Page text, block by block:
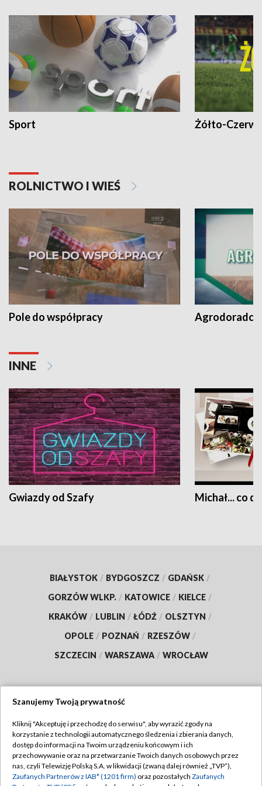
Sport Żółto-
ROLNICTWO I WIEŚ
Pole do współpracy Agrodoradcy
INNE
Gwiazdy od Szafy Michał... co
BIAŁYSTOK / BYDGOSZCZ / GDAŃSK /
GORZÓW WLKP. / KATOWICE / KIELCE /
KRAKÓW / LUBLIN / ŁÓDŹ / OLSZTYN /
OPOLE / POZNAŃ / RZESZÓW /
SZCZECIN / WARSZAWA / WROCŁAW
TVP
Abonament TVP
Emisja w TVP
Regulamin TVP
Polityka prywatności
Szanujemy Twoją prywatność
Kliknij "Akceptuję i przechodzę do serwisu", aby wyrazić zgody na
korzystanie z technologii automatycznego śledzenia i zbierania danych,
dostęp do informacji na Twoim urządzeniu końcowym i ich
przechowywanie oraz na przetwarzanie Twoich danych osobowych przez
nas, czyli Telewizję Polską S.A. w likwidacji (zwaną dalej również „TVP”),
Zaufanych Partnerów z IAB* (1201 firm) oraz pozostałych Zaufanych